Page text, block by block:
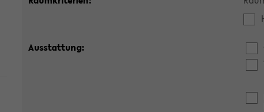
Ausstattung: